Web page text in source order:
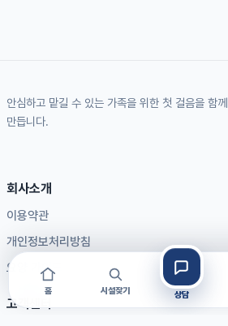
안심하고 맡길 수 있는 가족을 위한 첫 걸음을 함께
만듭니다.
회사소개
이용약관
개인정보처리방침
요양 가이드
고객센터
홈 시설찾기 상담